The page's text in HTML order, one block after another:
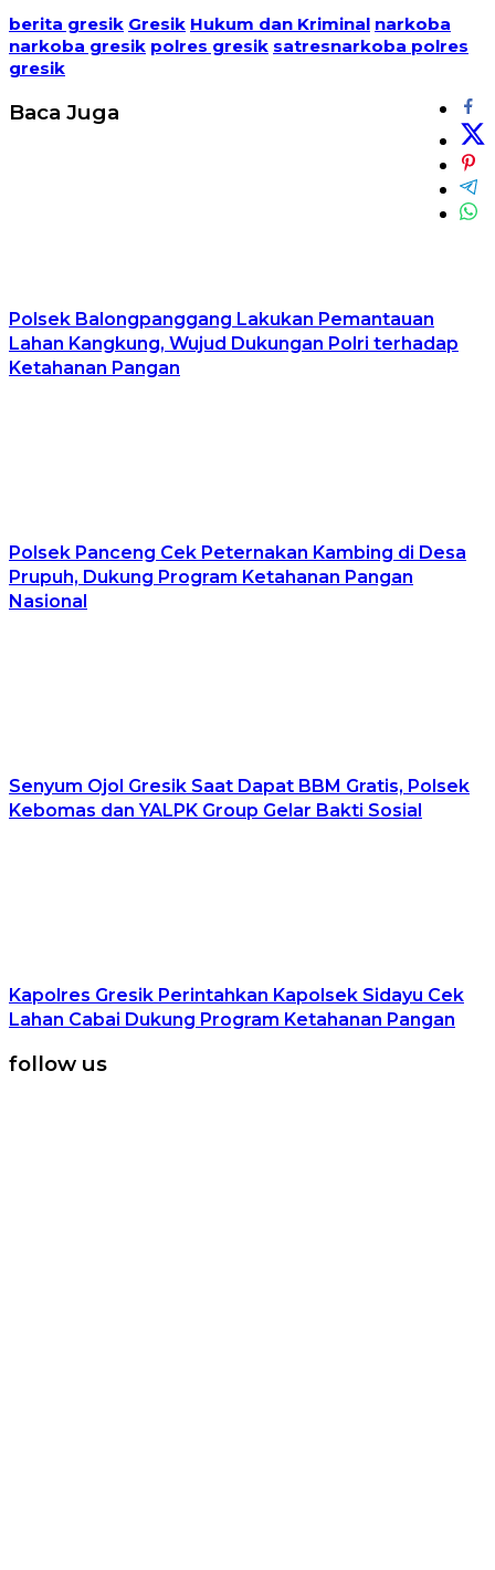
berita gresik Gresik Hukum dan Kriminal narkoba
narkoba gresik polres gresik satresnarkoba polres
gresik
Baca Juga
Polsek Balongpanggang Lakukan Pemantauan
Lahan Kangkung, Wujud Dukungan Polri terhadap
Ketahanan Pangan
Polsek Panceng Cek Peternakan Kambing di Desa
Prupuh, Dukung Program Ketahanan Pangan
Nasional
Senyum Ojol Gresik Saat Dapat BBM Gratis, Polsek
Kebomas dan YALPK Group Gelar Bakti Sosial
Kapolres Gresik Perintahkan Kapolsek Sidayu Cek
Lahan Cabai Dukung Program Ketahanan Pangan
follow us